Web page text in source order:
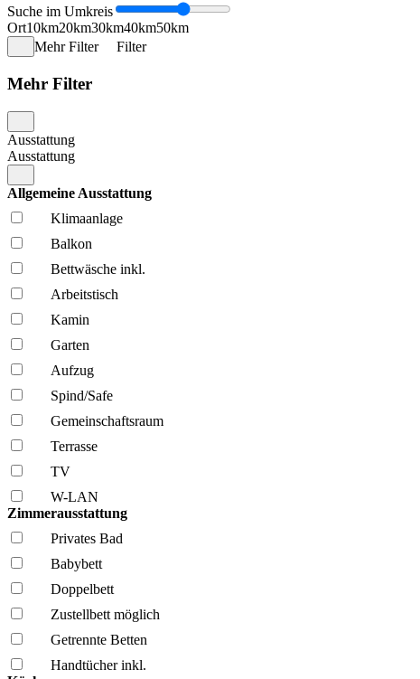
Suche im Umkreis
Ort10km20km30km40km50km
Mehr Filter
Filter
Mehr Filter
Ausstattung
Ausstattung
Allgemeine Ausstattung
Klima­anlage
Balkon
Bettwäsche inkl.
Arbeitstisch
Kamin
Garten
Aufzug
Spind/Safe
Gemeinschafts­raum
Terrasse
TV
W-LAN
Zimmerausstattung
Privates Bad
Babybett
Doppelbett
Zustellbett möglich
Getrennte Betten
Handtücher inkl.